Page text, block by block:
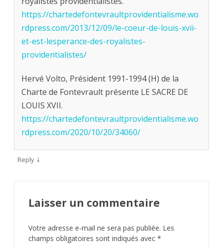
https://chartedefontevraultprovidentialisme.wo
rdpress.com/2013/12/09/le-coeur-de-louis-xvii-
et-est-lesperance-des-royalistes-
providentialistes/
Hervé Volto, Président 1991-1994 (H) de la
Charte de Fontevrault présente LE SACRE DE
LOUIS XVII.
https://chartedefontevraultprovidentialisme.wo
rdpress.com/2020/10/20/34060/
Reply ↓
Laisser un commentaire
Votre adresse e-mail ne sera pas publiée. Les
champs obligatoires sont indiqués avec *